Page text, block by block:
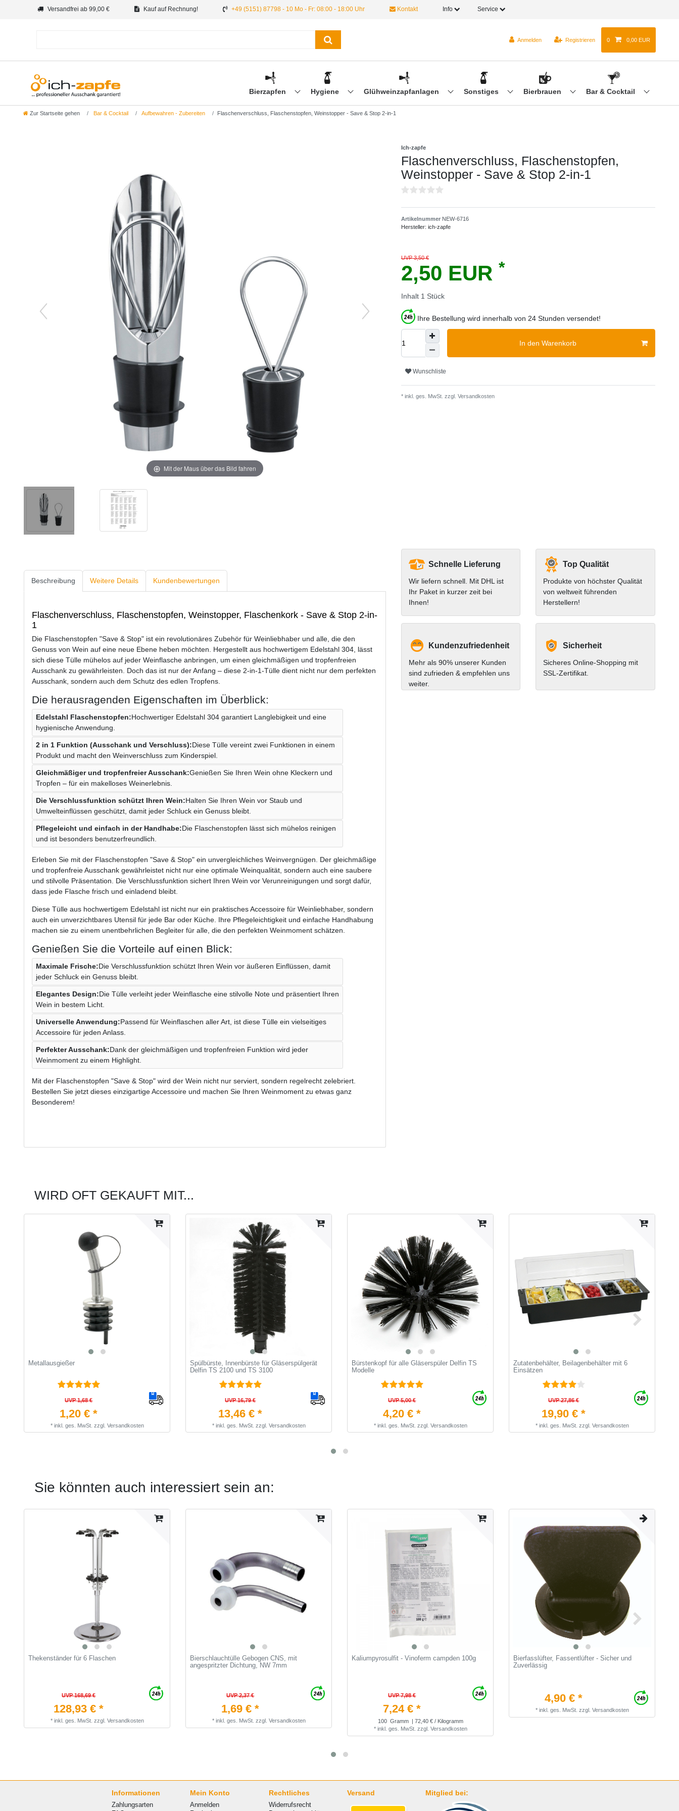
Versandfrei ab 99,00 € Kauf auf Rechnung! +49 (5151) 87798 - 10 Mo - Fr: 08:00 - 18:00 Uhr Kontakt Info Service
Anmelden Registrieren 0 0,00 EUR
Bierzapfen Hygiene Glühweinzapfanlagen Sonstiges Bierbrauen Bar & Cocktail
Zur Startseite gehen Bar & Cocktail Aufbewahren - Zubereiten Flaschenverschluss, Flaschenstopfen, Weinstopper - Save & Stop 2-in-1
Mit der Maus über das Bild fahren
Ich-zapfe
Flaschenverschluss, Flaschenstopfen,
Weinstopper - Save & Stop 2-in-1
Artikelnummer NEW-6716
Hersteller: ich-zapfe
UVP 3,50 €
2,50 EUR *
Inhalt 1 Stück
Ihre Bestellung wird innerhalb von 24 Stunden versendet!
In den Warenkorb
Wunschliste
* inkl. ges. MwSt. zzgl. Versandkosten
Beschreibung Weitere Details Kundenbewertungen
Flaschenverschluss, Flaschenstopfen, Weinstopper, Flaschenkork - Save & Stop 2-in-
1
Die Flaschenstopfen "Save & Stop" ist ein revolutionäres Zubehör für Weinliebhaber und alle, die den
Genuss von Wein auf eine neue Ebene heben möchten. Hergestellt aus hochwertigem Edelstahl 304, lässt
sich diese Tülle mühelos auf jeder Weinflasche anbringen, um einen gleichmäßigen und tropfenfreien
Ausschank zu gewährleisten. Doch das ist nur der Anfang – diese 2-in-1-Tülle dient nicht nur dem perfekten
Ausschank, sondern auch dem Schutz des edlen Tropfens.
Die herausragenden Eigenschaften im Überblick:
Edelstahl Flaschenstopfen:Hochwertiger Edelstahl 304 garantiert Langlebigkeit und eine
hygienische Anwendung.
2 in 1 Funktion (Ausschank und Verschluss):Diese Tülle vereint zwei Funktionen in einem
Produkt und macht den Weinverschluss zum Kinderspiel.
Gleichmäßiger und tropfenfreier Ausschank:Genießen Sie Ihren Wein ohne Kleckern und
Tropfen – für ein makelloses Weinerlebnis.
Die Verschlussfunktion schützt Ihren Wein:Halten Sie Ihren Wein vor Staub und
Umwelteinflüssen geschützt, damit jeder Schluck ein Genuss bleibt.
Pflegeleicht und einfach in der Handhabe:Die Flaschenstopfen lässt sich mühelos reinigen
und ist besonders benutzerfreundlich.
Erleben Sie mit der Flaschenstopfen "Save & Stop" ein unvergleichliches Weinvergnügen. Der gleichmäßige
und tropfenfreie Ausschank gewährleistet nicht nur eine optimale Weinqualität, sondern auch eine saubere
und stilvolle Präsentation. Die Verschlussfunktion sichert Ihren Wein vor Verunreinigungen und sorgt dafür,
dass jede Flasche frisch und einladend bleibt.
Diese Tülle aus hochwertigem Edelstahl ist nicht nur ein praktisches Accessoire für Weinliebhaber, sondern
auch ein unverzichtbares Utensil für jede Bar oder Küche. Ihre Pflegeleichtigkeit und einfache Handhabung
machen sie zu einem unentbehrlichen Begleiter für alle, die den perfekten Weinmoment schätzen.
Genießen Sie die Vorteile auf einen Blick:
Maximale Frische:Die Verschlussfunktion schützt Ihren Wein vor äußeren Einflüssen, damit
jeder Schluck ein Genuss bleibt.
Elegantes Design:Die Tülle verleiht jeder Weinflasche eine stilvolle Note und präsentiert Ihren
Wein in bestem Licht.
Universelle Anwendung:Passend für Weinflaschen aller Art, ist diese Tülle ein vielseitiges
Accessoire für jeden Anlass.
Perfekter Ausschank:Dank der gleichmäßigen und tropfenfreien Funktion wird jeder
Weinmoment zu einem Highlight.
Mit der Flaschenstopfen "Save & Stop" wird der Wein nicht nur serviert, sondern regelrecht zelebriert.
Bestellen Sie jetzt dieses einzigartige Accessoire und machen Sie Ihren Weinmoment zu etwas ganz
Besonderem!
Schnelle Lieferung
Wir liefern schnell. Mit DHL ist
Ihr Paket in kurzer zeit bei
Ihnen!
Top Qualität
Produkte von höchster Qualität
von weltweit führenden
Herstellern!
Kundenzufriedenheit
Mehr als 90% unserer Kunden
sind zufrieden & empfehlen uns
weiter.
Sicherheit
Sicheres Online-Shopping mit
SSL-Zertifikat.
WIRD OFT GEKAUFT MIT...
Metallausgießer
UVP 1,68 €
1,20 € *
* inkl. ges. MwSt. zzgl. Versandkosten
Spülbürste, Innenbürste für Gläserspülgerät
Delfin TS 2100 und TS 3100
UVP 16,79 €
13,46 € *
* inkl. ges. MwSt. zzgl. Versandkosten
Bürstenkopf für alle Gläserspüler Delfin TS
Modelle
UVP 5,00 €
4,20 € *
* inkl. ges. MwSt. zzgl. Versandkosten
Zutatenbehälter, Beilagenbehälter mit 6
Einsätzen
UVP 27,86 €
19,90 € *
* inkl. ges. MwSt. zzgl. Versandkosten
Sie könnten auch interessiert sein an:
Thekenständer für 6 Flaschen
UVP 168,69 €
128,93 € *
* inkl. ges. MwSt. zzgl. Versandkosten
Bierschlauchtülle Gebogen CNS, mit
angespritzter Dichtung, NW 7mm
UVP 2,37 €
1,69 € *
* inkl. ges. MwSt. zzgl. Versandkosten
Kaliumpyrosulfit - Vinoferm campden 100g
UVP 7,98 €
7,24 € *
100 Gramm
| 72,40 € / Kilogramm
* inkl. ges. MwSt. zzgl. Versandkosten
Bierfasslüfter, Fassentlüfter - Sicher und
Zuverlässig
4,90 € *
* inkl. ges. MwSt. zzgl. Versandkosten
Informationen
Zahlungsarten
Mein Konto
Anmelden
Rechtliches
Widerrufsrecht
Versand Mitglied bei: